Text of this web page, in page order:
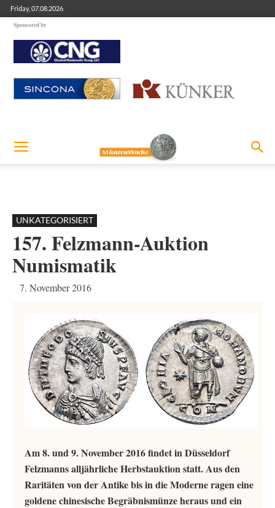
Friday, 07.08.2026
Sponsored by
UNKATEGORISIERT
157. Felzmann-Auktion
Numismatik
7. November 2016
Am 8. und 9. November 2016 findet in Düsseldorf
Felzmanns alljährliche Herbstauktion statt. Aus den
Raritäten von der Antike bis in die Moderne ragen eine
goldene chinesische Begräbnismünze heraus und ein